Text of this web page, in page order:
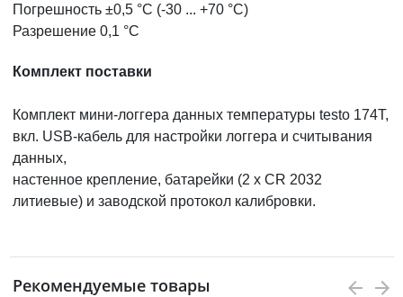
Погрешность ±0,5 °C (-30 ... +70 °C)
Разрешение 0,1 °C
Комплект поставки
Комплект мини-логгера данных температуры testo 174T,
вкл. USB-кабель для настройки логгера и считывания
данных,
настенное крепление, батарейки (2 x CR 2032
литиевые) и заводской протокол калибровки.
Рекомендуемые товары